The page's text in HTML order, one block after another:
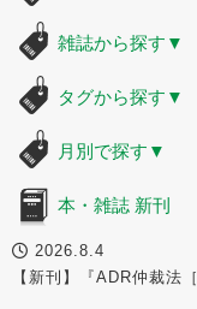
雑誌から探す ▼
タグから探す ▼
月別で探す ▼
本・雑誌 新刊
2026.8.4
【新刊】『ADR仲裁法